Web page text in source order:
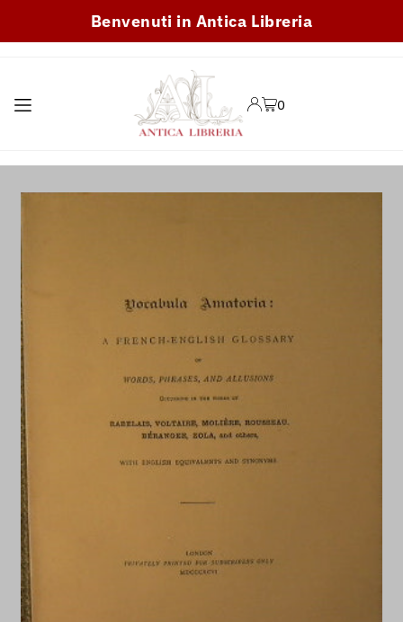
TRANSLATION MISSING:
Benvenuti in Antica Libreria
0